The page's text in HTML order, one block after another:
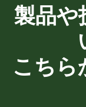
製品や
こちら